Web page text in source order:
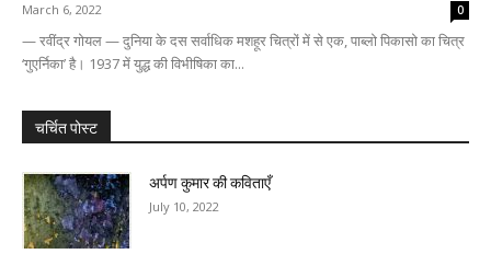
March 6, 2022 0
— रवींद्र गोयल — दुनिया के दस सर्वाधिक मशहूर चित्रों में से एक, पाब्लो पिकासो का चित्र
‘गुएर्निका’ है। 1937 में युद्ध की विभीषिका का...
चर्चित पोस्ट
अर्पण कुमार की कविताएँ
July 10, 2022